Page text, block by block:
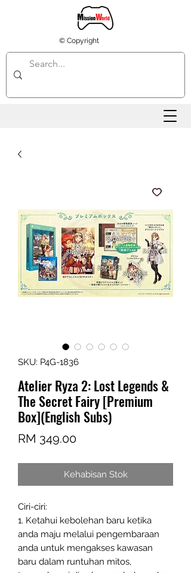
© Copyright
SKU: P4G-1836
Atelier Ryza 2: Lost Legends &
The Secret Fairy [Premium
Box](English Subs)
RM 349.00Harga
Kehabisan Stok
Ciri-ciri:
1. Ketahui kebolehan baru ketika
anda maju melalui pengembaraan
anda untuk mengakses kawasan
baru dalam runtuhan mitos,